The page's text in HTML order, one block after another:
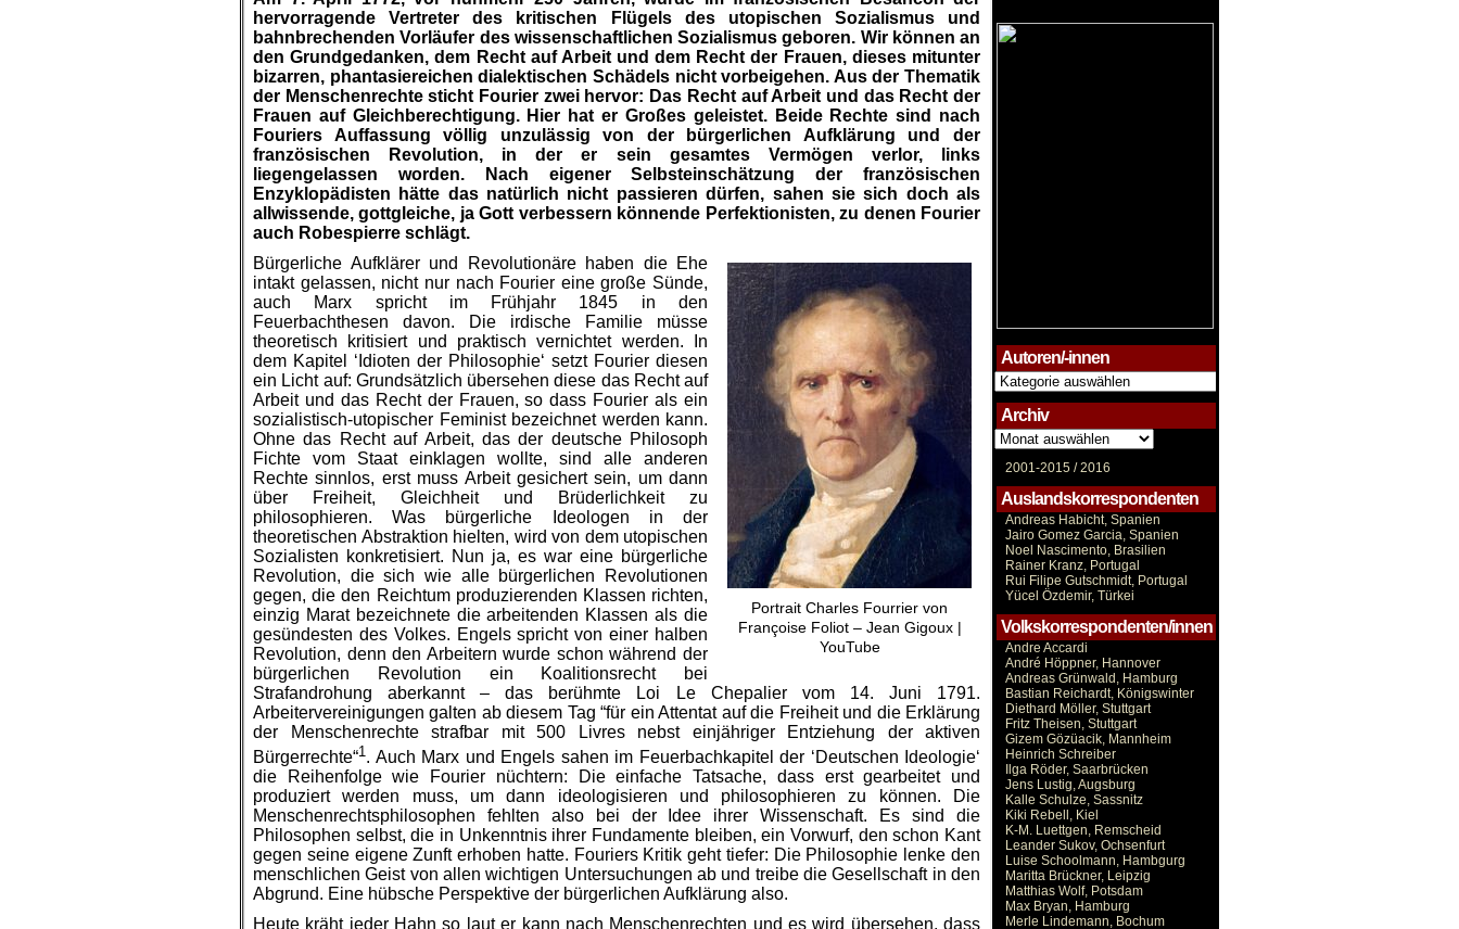
hervorragende Vertreter des kritischen Flügels des utopischen Sozialismus und
bahnbrechenden Vorläufer des wissenschaftlichen Sozialismus geboren. Wir können an
den Grundgedanken, dem Recht auf Arbeit und dem Recht der Frauen, dieses mitunter
bizarren, phantasiereichen dialektischen Schädels nicht vorbeigehen. Aus der Thematik
der Menschenrechte sticht Fourier zwei hervor: Das Recht auf Arbeit und das Recht der
Frauen auf Gleichberechtigung. Hier hat er Großes geleistet. Beide Rechte sind nach
Fouriers Auffassung völlig unzulässig von der bürgerlichen Aufklärung und der
französischen Revolution, in der er sein gesamtes Vermögen verlor, links
liegengelassen worden. Nach eigener Selbsteinschätzung der französischen
Enzyklopädisten hätte das natürlich nicht passieren dürfen, sahen sie sich doch als
allwissende, gottgleiche, ja Gott verbessern könnende Perfektionisten, zu denen Fourier
auch Robespierre schlägt.
Portrait Charles Fourrier von
Françoise Foliot – Jean Gigoux |
YouTube
Bürgerliche Aufklärer und Revolutionäre haben die Ehe
intakt gelassen, nicht nur nach Fourier eine große Sünde,
auch Marx spricht im Frühjahr 1845 in den
Feuerbachthesen davon. Die irdische Familie müsse
theoretisch kritisiert und praktisch vernichtet werden. In
dem Kapitel ‘Idioten der Philosophie‘ setzt Fourier diesen
ein Licht auf: Grundsätzlich übersehen diese das Recht auf
Arbeit und das Recht der Frauen, so dass Fourier als ein
sozialistisch-utopischer Feminist bezeichnet werden kann.
Ohne das Recht auf Arbeit, das der deutsche Philosoph
Fichte vom Staat einklagen wollte, sind alle anderen
Rechte sinnlos, erst muss Arbeit gesichert sein, um dann
über Freiheit, Gleichheit und Brüderlichkeit zu
philosophieren. Was bürgerliche Ideologen in der
theoretischen Abstraktion hielten, wird von dem utopischen
Sozialisten konkretisiert. Nun ja, es war eine bürgerliche
Revolution, die sich wie alle bürgerlichen Revolutionen
gegen, die den Reichtum produzierenden Klassen richten,
einzig Marat bezeichnete die arbeitenden Klassen als die
gesündesten des Volkes. Engels spricht von einer halben
Revolution, denn den Arbeitern wurde schon während der
bürgerlichen Revolution ein Koalitionsrecht bei
Strafandrohung aberkannt – das berühmte Loi Le Chepalier vom 14. Juni 1791.
Arbeitervereinigungen galten ab diesem Tag “für ein Attentat auf die Freiheit und die Erklärung
der Menschenrechte strafbar mit 500 Livres nebst einjähriger Entziehung der aktiven
Bürgerrechte“1. Auch Marx und Engels sahen im Feuerbachkapitel der ‘Deutschen Ideologie‘
die Reihenfolge wie Fourier nüchtern: Die einfache Tatsache, dass erst gearbeitet und
produziert werden muss, um dann ideologisieren und philosophieren zu können. Die
Menschenrechtsphilosophen fehlten also bei der Idee ihrer Wissenschaft. Es sind die
Philosophen selbst, die in Unkenntnis ihrer Fundamente bleiben, ein Vorwurf, den schon Kant
gegen seine eigene Zunft erhoben hatte. Fouriers Kritik geht tiefer: Die Philosophie lenke den
menschlichen Geist von allen wichtigen Untersuchungen ab und treibe die Gesellschaft in den
Abgrund. Eine hübsche Perspektive der bürgerlichen Aufklärung also.
Heute kräht jeder Hahn so laut er kann nach Menschenrechten und es wird übersehen, dass
Autoren/-innen
Autoren/-
innen
Archiv
Archiv
2001-2015 /2016
Auslandskorrespondenten
Andreas Habicht, Spanien
Jairo Gomez Garcia, Spanien
Noel Nascimento, Brasilien
Rainer Kranz, Portugal
Rui Filipe Gutschmidt, Portugal
Yücel Özdemir, Türkei
Volkskorrespondenten/innen
Andre Accardi
André Höppner, Hannover
Andreas Grünwald, Hamburg
Bastian Reichardt, Königswinter
Diethard Möller, Stuttgart
Fritz Theisen, Stuttgart
Gizem Gözüacik, Mannheim
Heinrich Schreiber
Ilga Röder, Saarbrücken
Jens Lustig, Augsburg
Kalle Schulze, Sassnitz
Kiki Rebell, Kiel
K-M. Luettgen, Remscheid
Leander Sukov, Ochsenfurt
Luise Schoolmann, Hambgurg
Maritta Brückner, Leipzig
Matthias Wolf, Potsdam
Max Bryan, Hamburg
Merle Lindemann, Bochum